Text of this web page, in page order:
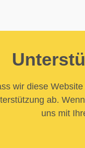
wir diese
ab.
uns mit